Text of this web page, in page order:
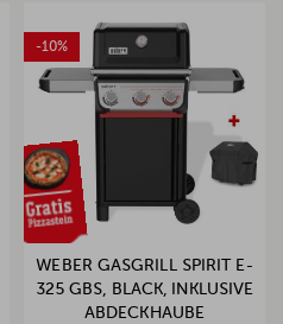
-10%
WEBER GASGRILL SPIRIT E-
325 GBS, BLACK, INKLUSIVE
ABDECKHAUBE